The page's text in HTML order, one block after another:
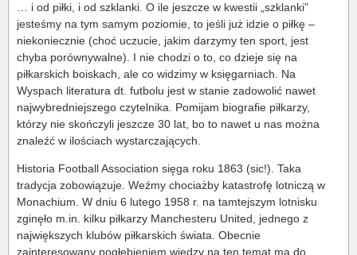
… i od piłki, i od szklanki. O ile jeszcze w kwestii „szklanki”
jesteśmy na tym samym poziomie, to jeśli już idzie o piłkę –
niekoniecznie (choć uczucie, jakim darzymy ten sport, jest
chyba porównywalne). I nie chodzi o to, co dzieje się na
piłkarskich boiskach, ale co widzimy w księgarniach. Na
Wyspach literatura dt. futbolu jest w stanie zadowolić nawet
najwybredniejszego czytelnika. Pomijam biografie piłkarzy,
którzy nie skończyli jeszcze 30 lat, bo to nawet u nas można
znaleźć w ilościach wystarczających.
Historia Football Association sięga roku 1863 (sic!). Taka
tradycja zobowiązuje. Weźmy chociażby katastrofę lotniczą w
Monachium. W dniu 6 lutego 1958 r. na tamtejszym lotnisku
zginęło m.in. kilku piłkarzy Manchesteru United, jednego z
największych klubów piłkarskich świata. Obecnie
zainteresowany pogłębieniem wiedzy na ten temat ma do